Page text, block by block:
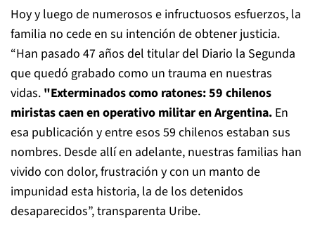
Hoy y luego de numerosos e infructuosos esfuerzos, la
familia no cede en su intención de obtener justicia.
“Han pasado 47 años del titular del Diario la Segunda
que quedó grabado como un trauma en nuestras
vidas. "Exterminados como ratones:59 chilenos
miristas caen en operativo militar en Argentina. En
esa publicación y entre esos 59 chilenos estaban sus
nombres. Desde allí en adelante, nuestras familias han
vivido con dolor, frustración y con un manto de
impunidad esta historia, la de los detenidos
desaparecidos”, transparenta Uribe.